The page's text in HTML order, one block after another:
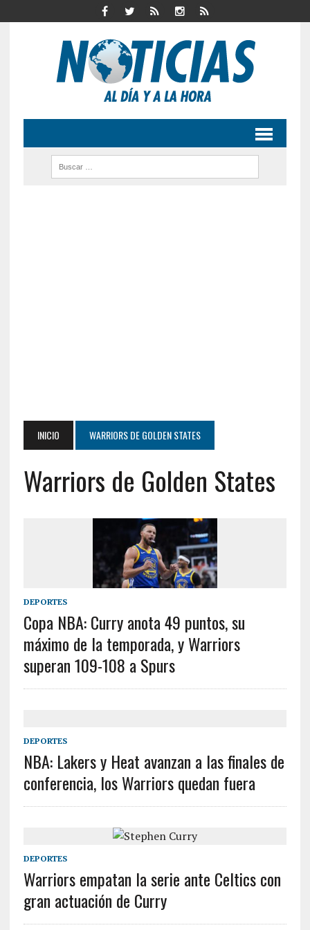
INICIO WARRIORS DE GOLDEN STATES
Warriors de Golden States
DEPORTES
Copa NBA: Curry anota 49 puntos, su
máximo de la temporada, y Warriors
superan 109-108 a Spurs
DEPORTES
NBA: Lakers y Heat avanzan a las finales de
conferencia, los Warriors quedan fuera
DEPORTES
Warriors empatan la serie ante Celtics con
gran actuación de Curry